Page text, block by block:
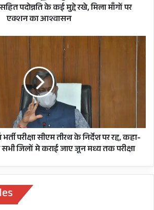
में
हजार
एक्टिव
में अब
लाख
की
पदोन्नति के कई मुद्दे रखे, मिला माँगों पर
एक्शन का आश्वासन
परीक्षा सीएम तीरथ के निर्देश पर रद्द, कहा-
जिलों मे कराई जाए जून मध्य तक परीक्षा